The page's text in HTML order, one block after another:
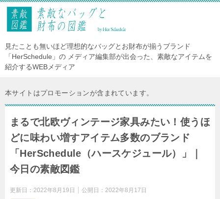
見たことも無いほど理想的なバッグとお財布が揃うブランド
「HerSchedule」の メディア編集部が出会った、素敵なアイテムを
紹介するWEBメディア
本サイトはプロモーションが含まれています。
まるで北欧ヴィンテージ家具みたい！使うほ
どに味わい増すアイテム多数のブランド
「HerSchedule（ハースケジュール）」｜
今日の素敵図鑑
更新日： 2022年8月19日 公開日： 2022年8月17日